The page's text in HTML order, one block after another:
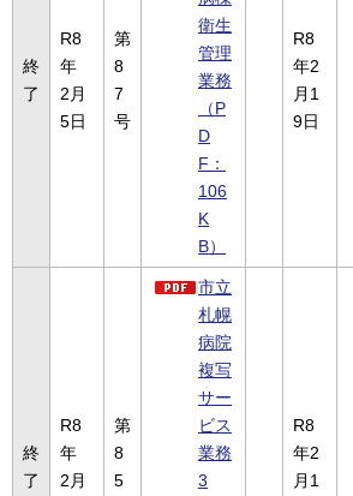
終
了
R8
年
2月
5日
第
8
7
号
衛生
管理
業務
（P
D
F：
106
K
B）
R8
年2
月1
9日
終
了
R8
年
2月
第
8
5
市立
札幌
病院
複写
サー
ビス
業務
3
R8
年2
月1